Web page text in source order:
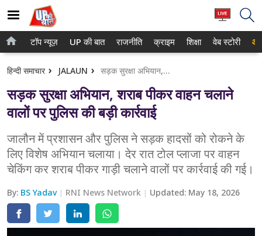
होम
टॉप न्यूज़
UP की बात
क्राइम
शिक्षा
वेब स्टोरी
टॉप न्यूज़ UP की बात राजनीति क्राइम शिक्षा वेब स्टोरी
हिन्दी समाचार JALAUN सड़क सुरक्षा अभियान, शराब पीकर वाहन चलाने वालों पर पुलिस की बड़ी कार्रवाई
सड़क सुरक्षा अभियान, शराब पीकर वाहन चलाने
वालों पर पुलिस की बड़ी कार्रवाई
जालौन में प्रशासन और पुलिस ने सड़क हादसों को रोकने के
लिए विशेष अभियान चलाया। देर रात टोल प्लाजा पर वाहन
चेकिंग कर शराब पीकर गाड़ी चलाने वालों पर कार्रवाई की गई।
By: BS Yadav RNI News Network Updated: May 18, 2026
गाजियाबाद
लखनऊ
वाराणसी
अयोध्या
अलीगढ़